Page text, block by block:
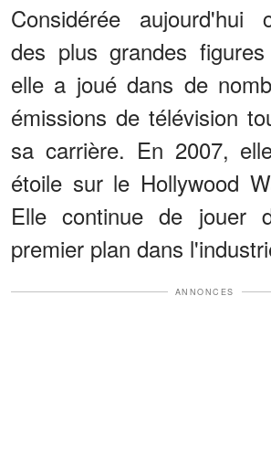
Considérée aujourd'hui
des plus grandes figures
elle a joué dans de
émissions de télévision
sa carrière. En 2007,
étoile sur le Hollywood
Elle continue de jouer
premier plan dans
ANNONCES